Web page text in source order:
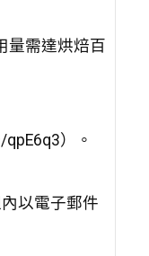
量需達烘焙百
）。
以電子郵件